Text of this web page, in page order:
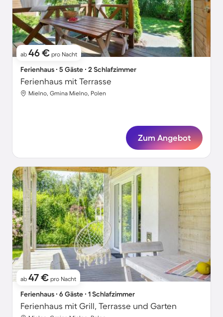
ab 46 € pro Nacht
Ferienhaus ∙ 5 Gäste ∙ 2 Schlafzimmer
Ferienhaus mit Terrasse
Mielno, Gmina Mielno, Polen
Zum Angebot
ab 47 € pro Nacht
Ferienhaus ∙ 6 Gäste ∙ 1 Schlafzimmer
Ferienhaus mit Grill, Terrasse und Garten